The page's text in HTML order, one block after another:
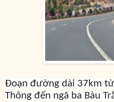
Đoạn đường dài 37km
Thông đến ngã ba Bàu